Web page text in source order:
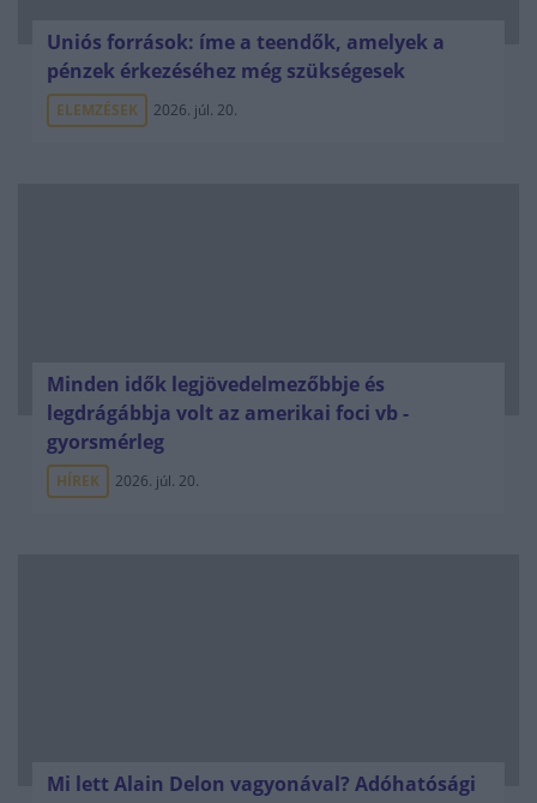
Uniós források: íme a teendők, amelyek a
pénzek érkezéséhez még szükségesek
ELEMZÉSEK 2026. júl. 20.
Minden idők legjövedelmezőbbje és
legdrágábbja volt az amerikai foci vb -
gyorsmérleg
HÍREK 2026. júl. 20.
Mi lett Alain Delon vagyonával? Adóhatósági